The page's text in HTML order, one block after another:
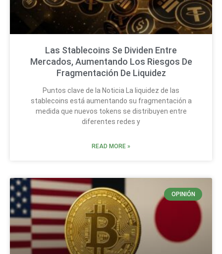
Las Stablecoins Se Dividen Entre
Mercados, Aumentando Los Riesgos De
Fragmentación De Liquidez
Puntos clave de la Noticia La liquidez de las
stablecoins está aumentando su fragmentación a
medida que nuevos tokens se distribuyen entre
diferentes redes y
READ MORE »
OPINIÓN